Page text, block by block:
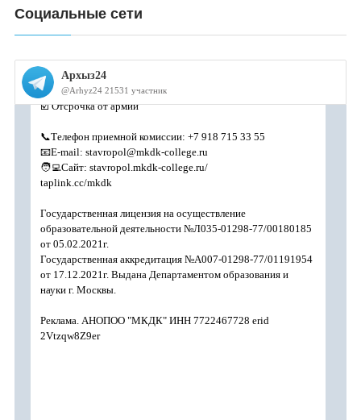
Социальные сети